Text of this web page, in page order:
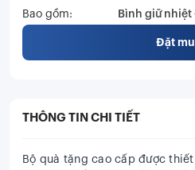
Bao gồm:
Bình giữ nhiệt
Đặt
THÔNG TIN CHI TIẾT
Bộ quà tặng cao cấp được